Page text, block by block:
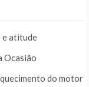
e atitude
Ocasião
do motor